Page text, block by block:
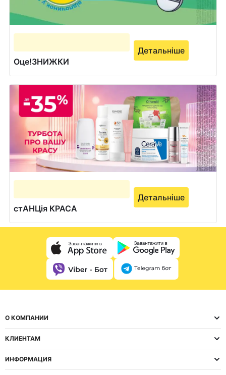
Оце!ЗНИЖКИ
Детальніше
стАНЦія КРАСА
Детальніше
О КОМПАНИИ
КЛИЕНТАМ
ИНФОРМАЦИЯ